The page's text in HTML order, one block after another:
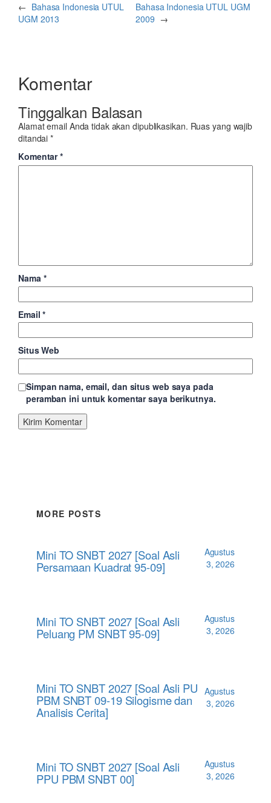
← Bahasa Indonesia UTUL
UGM 2013
Bahasa Indonesia UTUL UGM
2009 →
Komentar
Tinggalkan Balasan
Alamat email Anda tidak akan dipublikasikan. Ruas yang wajib
ditandai*
Komentar*
Nama *
Email*
Situs Web
Simpan nama, email, dan situs web saya pada
peramban ini untuk komentar saya berikutnya.
MORE POSTS
Mini TO SNBT 2027 [Soal Asli
Persamaan Kuadrat 95-09]
Agustus
3, 2026
Mini TO SNBT 2027 [Soal Asli
Peluang PM SNBT 95-09]
Agustus
3, 2026
Mini TO SNBT 2027 [Soal Asli PU
PBM SNBT 09-19 Silogisme dan
Analisis Cerita]
Agustus
3, 2026
Mini TO SNBT 2027 [Soal Asli
PPU PBM SNBT 00]
Agustus
3, 2026